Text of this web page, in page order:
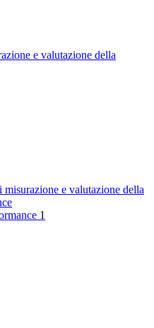
e valutazione della
misurazione e valutazione della
1